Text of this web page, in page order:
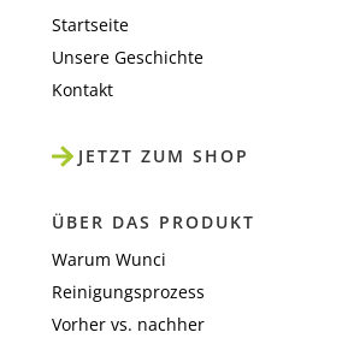
Startseite
Unsere Geschichte
Kontakt
JETZT ZUM SHOP
ÜBER DAS PRODUKT
Warum Wunci
Reinigungsprozess
Vorher vs. nachher